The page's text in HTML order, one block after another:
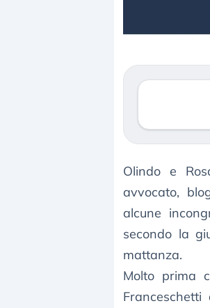
Olindo e
avvocato,
alcune
secondo la
mattanza.
Molto prima
3